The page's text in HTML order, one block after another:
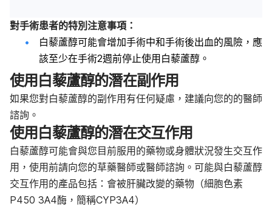
對手術患者的特別注意事項：
白藜蘆醇可能會增加手術中和手術後出血的風險，應
該至少在手術2週前停止使用白藜蘆醇。
使用白藜蘆醇的潛在副作用
如果您對白藜蘆醇的副作用有任何疑慮，建議向您的的醫師
諮詢。
使用白藜蘆醇的潛在交互作用
白藜蘆醇可能會與您目前服用的藥物或身體狀況發生交互作
用，使用前請向您的草藥醫師或醫師諮詢。可能與白藜蘆醇
交互作用的產品包括：會被肝臟改變的藥物（細胞色素
P450 3A4酶，簡稱CYP3A4）